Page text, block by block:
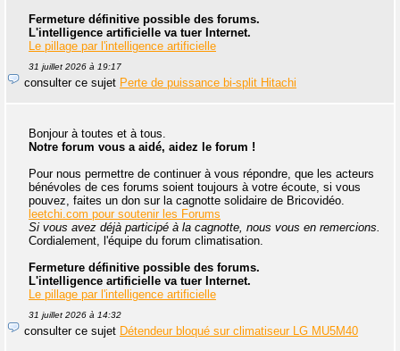
Fermeture définitive possible des forums.
L'intelligence artificielle va tuer Internet.
Le pillage par l'intelligence artificielle
31 juillet 2026 à 19:17
consulter ce sujet Perte de puissance bi-split Hitachi
Bonjour à toutes et à tous.
Notre forum vous a aidé, aidez le forum !
Pour nous permettre de continuer à vous répondre, que les acteurs
bénévoles de ces forums soient toujours à votre écoute, si vous
pouvez, faites un don sur la cagnotte solidaire de Bricovidéo.
leetchi.com pour soutenir les Forums
Si vous avez déjà participé à la cagnotte, nous vous en remercions.
Cordialement, l'équipe du forum climatisation.
Fermeture définitive possible des forums.
L'intelligence artificielle va tuer Internet.
Le pillage par l'intelligence artificielle
31 juillet 2026 à 14:32
consulter ce sujet Détendeur bloqué sur climatiseur LG MU5M40